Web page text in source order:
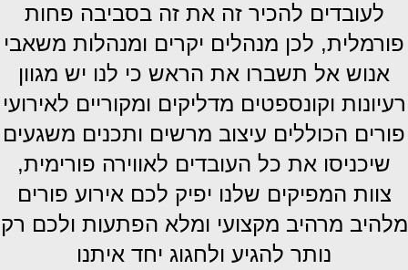
לעובדים להכיר זה את זה בסביבה פחות
פורמלית, לכן מנהלים יקרים ומנהלות משאבי
אנוש אל תשברו את הראש כי לנו יש מגוון
רעיונות וקונספטים מדליקים ומקוריים לאירועי
פורים הכוללים עיצוב מרשים ותכנים משגעים
שיכניסו את כל העובדים לאווירה פורימית,
צוות המפיקים שלנו יפיק לכם אירוע פורים
מלהיב מרהיב מקצועי ומלא הפתעות ולכם רק
נותר להגיע ולחגוג יחד איתנו